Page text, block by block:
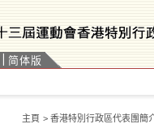
简体版
主頁 > 香港特別行政區代表團簡